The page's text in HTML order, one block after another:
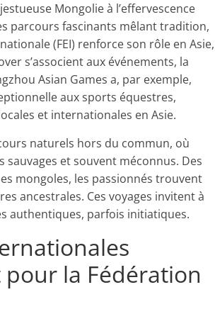
Mongolie à l’effervescence
parcours fascinants mêlant tradition,
(FEI) renforce son rôle en Asie,
s’associent aux événements, la
Asian Games a, par exemple,
aux sports équestres,
et internationales en Asie.
naturels hors du commun, où
sauvages et souvent méconnus. Des
mongoles, les passionnés trouvent
ancestrales. Ces voyages invitent à
authentiques, parfois initiatiques.
la Fédération